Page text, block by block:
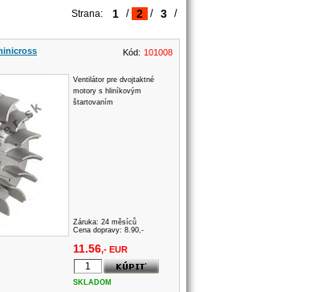
Strana: 1 / 2 / 3 /
Kód: 101008
Ventilátor pre dvojtaktné
motory s hliníkovým
štartovaním
Záruka: 24 měsíců
Cena dopravy: 8.90,-
11.56,- EUR
SKLADOM